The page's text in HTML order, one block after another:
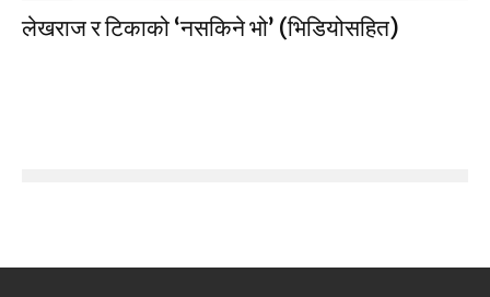
लेखराज र टिकाको ‘नसकिने भो’ (भिडियोसहित)